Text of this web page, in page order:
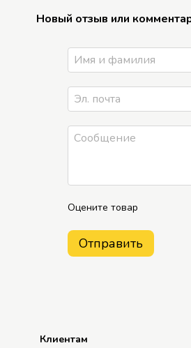
Новый отзыв или
Оцените товар
Отправить
Клиентам